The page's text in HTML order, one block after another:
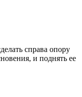
справа опору
и поднять ее